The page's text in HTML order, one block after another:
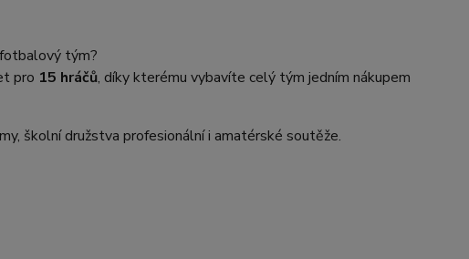
tým?
pro 15 hráčů, díky kterému vybavíte celý tým jedním nákupem
školní družstva profesionální i amatérské soutěže.